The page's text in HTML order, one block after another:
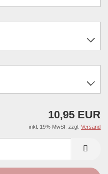
10,95 EUR
inkl. 19% MwSt. zzgl. Versand